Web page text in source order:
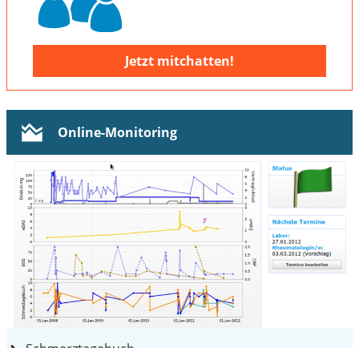
Jetzt mitchatten!
Online-Monitoring